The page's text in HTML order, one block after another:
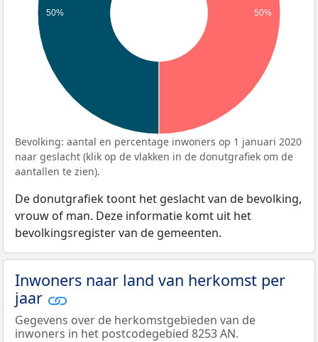
50% 50%
Bevolking: aantal en percentage inwoners op 1 januari 2020
naar geslacht (klik op de vlakken in de donutgrafiek om de
aantallen te zien).
De donutgrafiek toont het geslacht van de bevolking,
vrouw of man. Deze informatie komt uit het
bevolkingsregister van de gemeenten.
Inwoners naar land van herkomst per
jaar
Gegevens over de herkomstgebieden van de
inwoners in het postcodegebied 8253 AN.